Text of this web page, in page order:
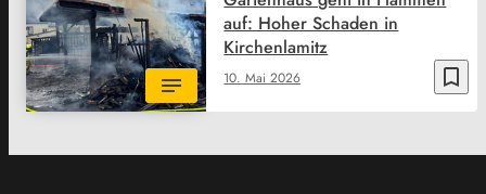
bookmark_border
10. Mai 2026
auf: Hoher Schaden in
Kirchenlamitz